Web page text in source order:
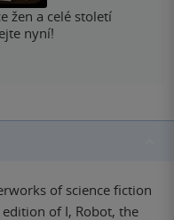
žen a celé století
nyní!
of science fiction
of I, Robot, the